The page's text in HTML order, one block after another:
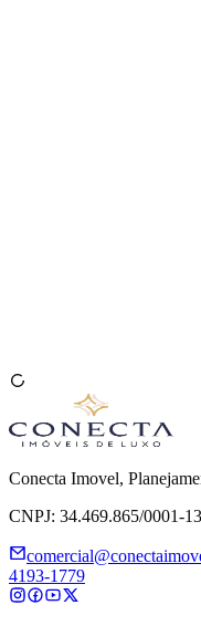
Conecta Imovel,
CNPJ: 34.469.865/0001-
4193-1779